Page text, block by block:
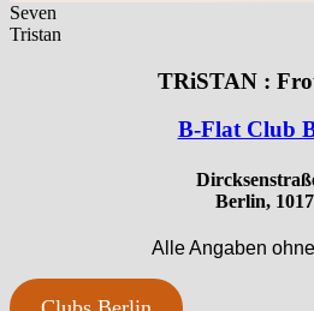
Seven
Tristan
TRiSTAN :
B-Flat Club
Berlin,
Alle Angaben